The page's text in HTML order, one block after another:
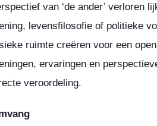
van ‘de ander’ verloren
levensfilosofie of politieke
ruimte creëren voor een
ervaringen en
veroordeling.